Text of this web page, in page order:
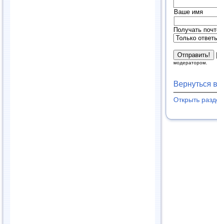
Ваше имя
Получать
модератором.
Вернуться
Открыть